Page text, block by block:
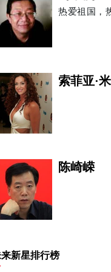
热爱祖国，
索菲亚·
陈崎嵘
刘海
新星排行榜